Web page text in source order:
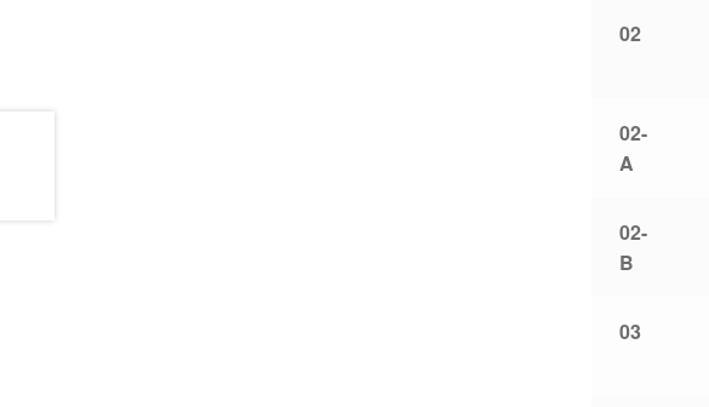
02
02-
A
02-
B
03